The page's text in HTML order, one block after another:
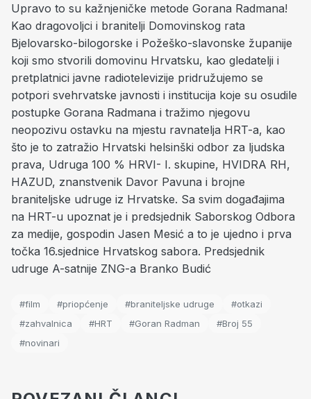
Upravo to su kažnjeničke metode Gorana Radmana!
Kao dragovoljci i branitelji Domovinskog rata
Bjelovarsko-bilogorske i Požeško-slavonske županije
koji smo stvorili domovinu Hrvatsku, kao gledatelji i
pretplatnici javne radiotelevizije pridružujemo se
potpori svehrvatske javnosti i institucija koje su osudile
postupke Gorana Radmana i tražimo njegovu
neopozivu ostavku na mjestu ravnatelja HRT-a, kao
što je to zatražio Hrvatski helsinški odbor za ljudska
prava, Udruga 100 % HRVI- I. skupine, HVIDRA RH,
HAZUD, znanstvenik Davor Pavuna i brojne
braniteljske udruge iz Hrvatske. Sa svim događajima
na HRT-u upoznat je i predsjednik Saborskog Odbora
za medije, gospodin Jasen Mesić a to je ujedno i prva
točka 16.sjednice Hrvatskog sabora. Predsjednik
udruge A-satnije ZNG-a Branko Budić
#film #priopćenje #braniteljske udruge
#otkazi
#zahvalnica
#HRT #Goran Radman
#Broj 55
#novinari